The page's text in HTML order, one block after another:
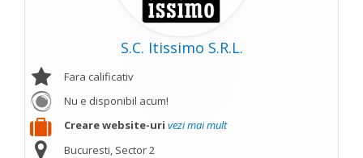
S.C. Itissimo S.R.L.
Fara calificativ
Nu e disponibil acum!
Creare website-uri vezi mai mult
Bucuresti, Sector 2